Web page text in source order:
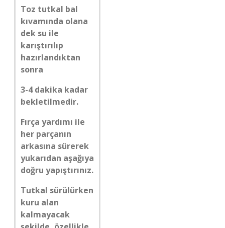
Toz tutkal bal
kıvamında olana
dek su ile
karıştırılıp
hazırlandıktan
sonra
3-4 dakika kadar
bekletilmedir.
Fırça yardımı ile
her parçanın
arkasına sürerek
yukarıdan aşağıya
doğru yapıştırınız.
Tutkal sürülürken
kuru alan
kalmayacak